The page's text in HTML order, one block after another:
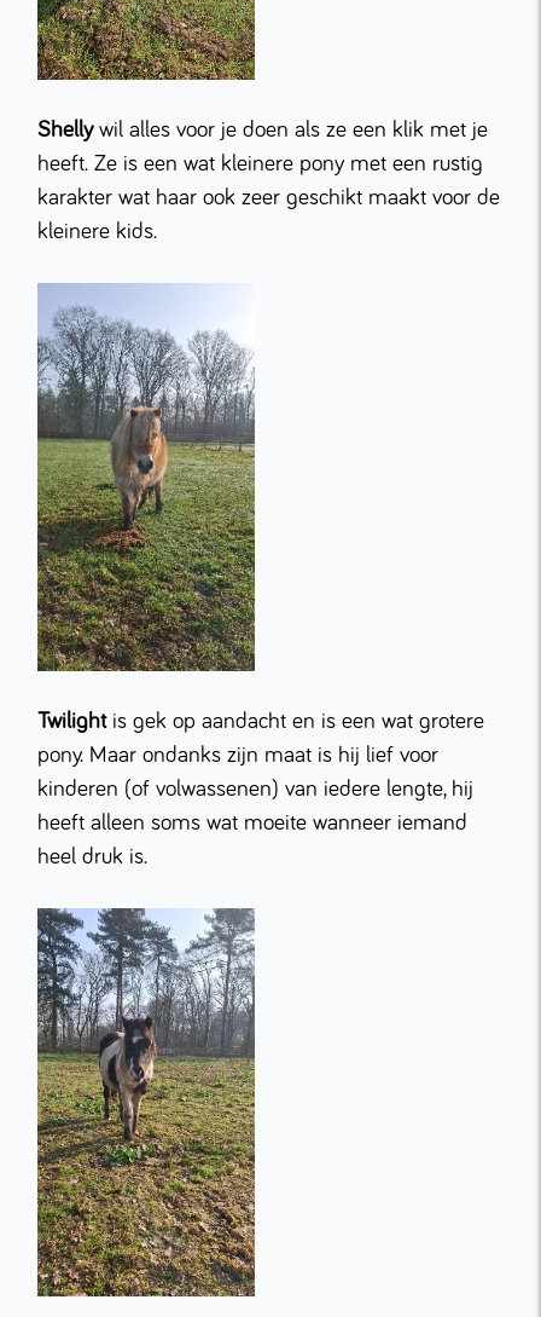
Shellywil alles voor je doen als ze een klik met je
heeft. Ze is een wat kleinere pony met een rustig
karakter wat haar ook zeer geschikt maakt voor de
kleinere kids.
Twilightis gek op aandacht en is een wat grotere
pony. Maar ondanks zijn maat is hij lief voor
kinderen (of volwassenen) van iedere lengte, hij
heeft alleen soms wat moeite wanneer iemand
heel druk is.